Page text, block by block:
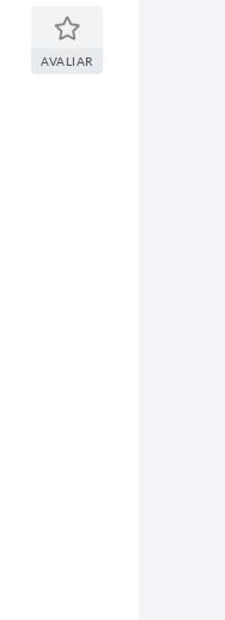
AVALIAR